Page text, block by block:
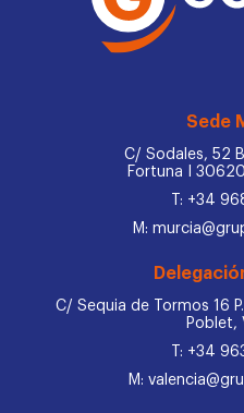
Sede
C/ Sodales, 52
Fortuna I
T: +34
M:
C/ Sequia de Tormos 16
Poblet,
T: +34
M: